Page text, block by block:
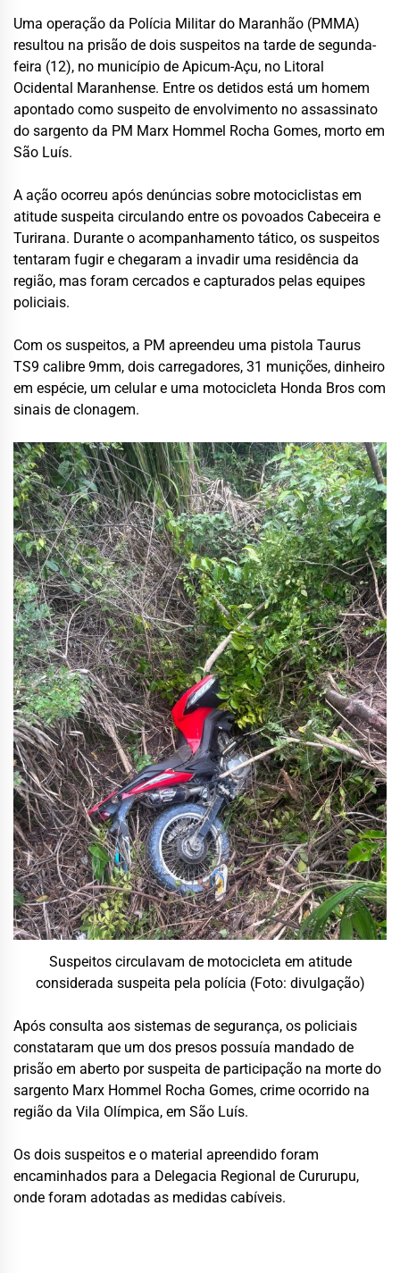
Uma operação da Polícia Militar do Maranhão (PMMA)
resultou na prisão de dois suspeitos na tarde de segunda-
feira (12), no município de Apicum-Açu, no Litoral
Ocidental Maranhense. Entre os detidos está um homem
apontado como suspeito de envolvimento no assassinato
do sargento da PM Marx Hommel Rocha Gomes, morto em
São Luís.
A ação ocorreu após denúncias sobre motociclistas em
atitude suspeita circulando entre os povoados Cabeceira e
Turirana. Durante o acompanhamento tático, os suspeitos
tentaram fugir e chegaram a invadir uma residência da
região, mas foram cercados e capturados pelas equipes
policiais.
Com os suspeitos, a PM apreendeu uma pistola Taurus
TS9 calibre 9mm, dois carregadores, 31 munições, dinheiro
em espécie, um celular e uma motocicleta Honda Bros com
sinais de clonagem.
Suspeitos circulavam de motocicleta em atitude
considerada suspeita pela polícia (Foto: divulgação)
Após consulta aos sistemas de segurança, os policiais
constataram que um dos presos possuía mandado de
prisão em aberto por suspeita de participação na morte do
sargento Marx Hommel Rocha Gomes, crime ocorrido na
região da Vila Olímpica, em São Luís.
Os dois suspeitos e o material apreendido foram
encaminhados para a Delegacia Regional de Cururupu,
onde foram adotadas as medidas cabíveis.